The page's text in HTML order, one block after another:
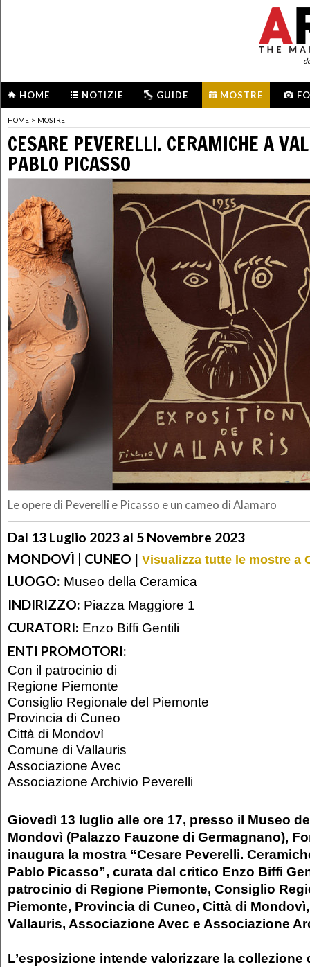
HOME NOTIZIE GUIDE MOSTRE
HOME > MOSTRE
CESARE PEVERELLI. CERAMICHE A
PABLO PICASSO
Le opere di Peverelli e Picasso e un cameo di Alamaro
Dal 13 Luglio 2023 al 5 Novembre 2023
MONDOVÌ | CUNEO | Visualizza tutte le mostre a
LUOGO: Museo della Ceramica
INDIRIZZO: Piazza Maggiore 1
CURATORI: Enzo Biffi Gentili
ENTI PROMOTORI:
Con il patrocinio di
Regione Piemonte
Consiglio Regionale del Piemonte
Provincia di Cuneo
Città di Mondovì
Comune di Vallauris
Associazione Avec
Associazione Archivio Peverelli
Giovedì 13 luglio alle ore 17, presso il Museo
Mondovì (Palazzo Fauzone di Germagnano),
inaugura la mostra “Cesare Peverelli.
Pablo Picasso”, curata dal critico Enzo Biffi
patrocinio di Regione Piemonte, Consiglio
Piemonte, Provincia di Cuneo, Città di
Vallauris, Associazione Avec e Associazione
L’esposizione intende valorizzare la collezione